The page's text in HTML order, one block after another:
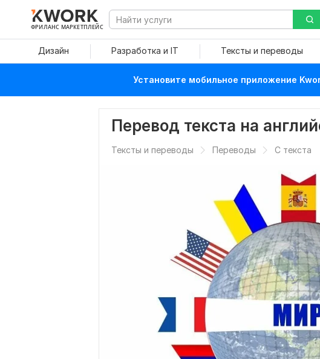
ФРИЛАНС МАРКЕТПЛЕЙС
Дизайн Разработка и IT Тексты и переводы
Установите мобильное приложение
Перевод текста на
Тексты и переводы Переводы С текста